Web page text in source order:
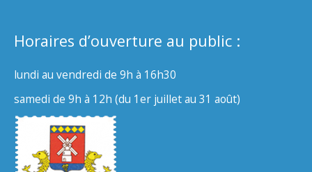
Horaires d’ouverture au public :
lundi au vendredi de 9h à 16h30
samedi de 9h à 12h (du 1er juillet au 31 août)